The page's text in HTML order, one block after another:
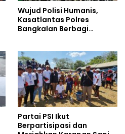
Wujud Polisi Humanis,
Kasatlantas Polres
Bangkalan Berbagi
Ahmad Ibrahim
Partai PSI Ikut
Berpartisipasi dan